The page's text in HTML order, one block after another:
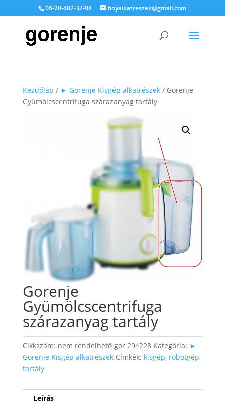
06-20-482-32-08 boyalkatreszek@gmail.com
Kezdőlap / ► Gorenje Kisgép alkatrészek/ Gorenje
Gyümölcscentrifuga szárazanyag tartály
Gorenje
Gyümölcscentrifuga
szárazanyag tartály
Cikkszám: nem rendelhető gor 294228 Kategória: ►
Gorenje Kisgép alkatrészek Címkék: kisgép, robotgép,
tartály
Leírás